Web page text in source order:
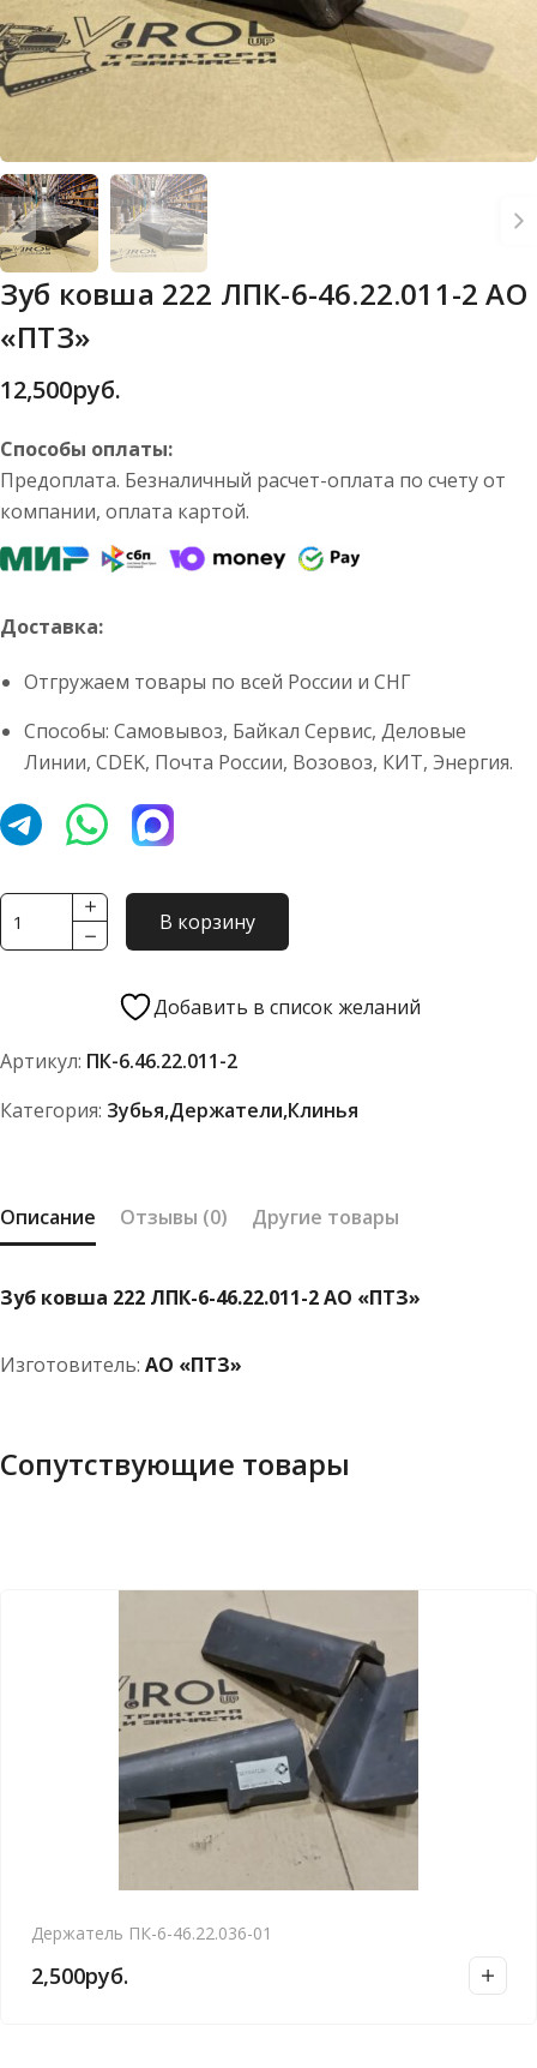
Зуб ковша 222 ЛПК-6-46.22.011-2 АО
«ПТЗ»
12,500руб.
Способы оплаты:
Предоплата. Безналичный расчет-оплата по счету от
компании, оплата картой.
Доставка:
Отгружаем товары по всей России и СНГ
Способы: Самовывоз, Байкал Сервис, Деловые
Линии, CDEK, Почта России, Возовоз, КИТ, Энергия.
Количество
товара
ЛПК-6-
2
В корзину
Добавить в список желаний
Артикул: ПК-6.46.22.011-2
Категория: Зубья,держатели,клинья
Описание Отзывы (0) Другие товары
Зуб ковша 222 ЛПК-6-46.22.011-2 АО «ПТЗ»
Изготовитель: АО «ПТЗ»
Сопутствующие товары
Держатель ПК-6-46.22.036-01
2,500руб.